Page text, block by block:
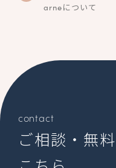
arneについて
contact
ご相談・無